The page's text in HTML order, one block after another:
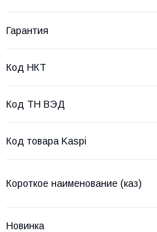
Гарантия
Код НКТ
Код ТН ВЭД
Код товара Kaspi
Короткое наименование (каз)
Новинка